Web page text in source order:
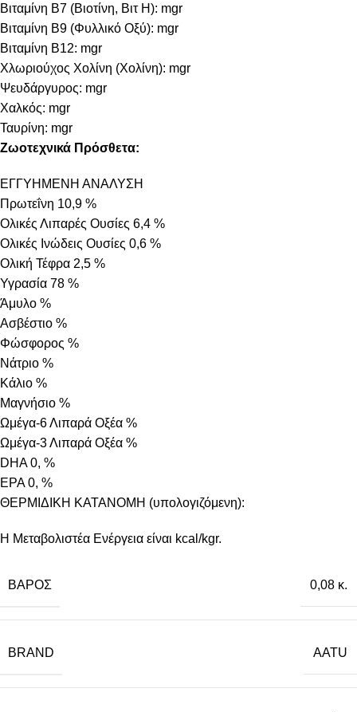
Βιταμίνη B7 (Βιοτίνη, Βιτ Η): mgr
Βιταμίνη B9 (Φυλλικό Οξύ): mgr
Βιταμίνη B12: mgr
Χλωριούχος Χολίνη (Χολίνη): mgr
Ψευδάργυρος: mgr
Χαλκός: mgr
Ταυρίνη: mgr
Ζωοτεχνικά Πρόσθετα:
ΕΓΓΥΗΜΕΝΗ ΑΝΑΛΥΣΗ
Πρωτεΐνη 10,9 %
Ολικές Λιπαρές Ουσίες 6,4 %
Ολικές Ινώδεις Ουσίες 0,6 %
Ολική Τέφρα 2,5 %
Υγρασία 78 %
Άμυλο %
Ασβέστιο %
Φώσφορος %
Νάτριο %
Κάλιο %
Μαγνήσιο %
Ωμέγα-6 Λιπαρά Οξέα %
Ωμέγα-3 Λιπαρά Οξέα %
DHA 0, %
EPA 0, %
ΘΕΡΜΙΔΙΚΗ ΚΑΤΑΝΟΜΗ (υπολογιζόμενη):
Η Μεταβολιστέα Ενέργεια είναι kcal/kgr.
ΒΆΡΟΣ 0,08 κ.
BRAND AATU